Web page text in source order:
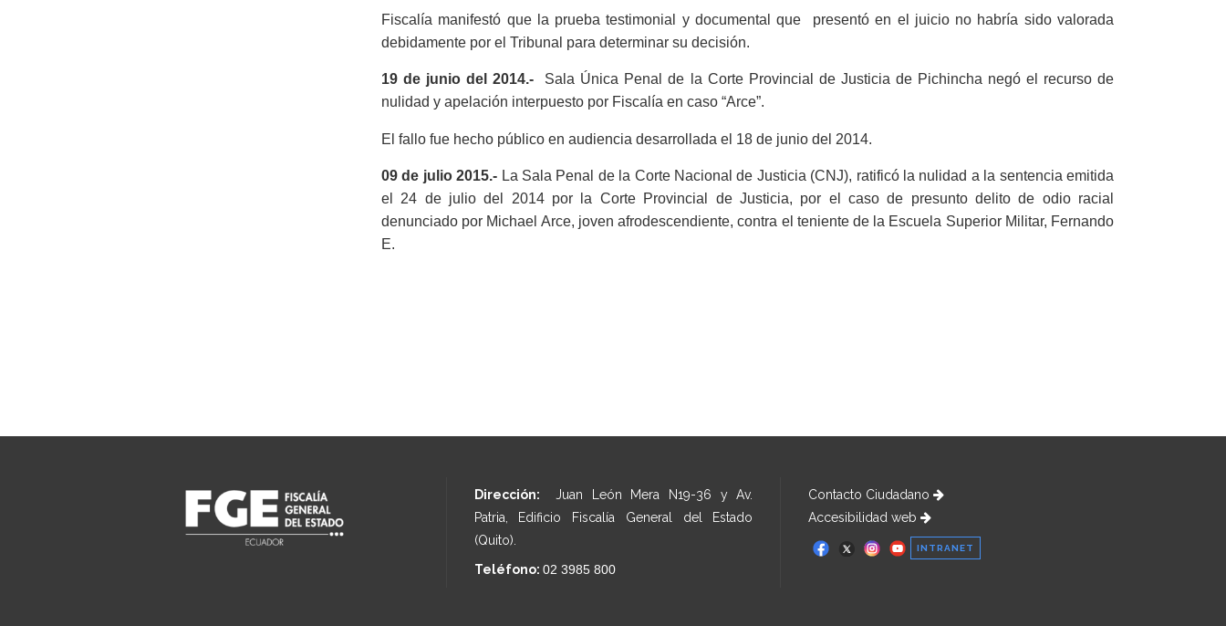
Fiscalía manifestó que la prueba testimonial y documental que presentó en el juicio no habría sido valorada
debidamente por el Tribunal para determinar su decisión.
19 de junio del 2014.- Sala Única Penal de la Corte Provincial de Justicia de Pichincha negó el recurso de
nulidad y apelación interpuesto por Fiscalía en caso “Arce”.
El fallo fue hecho público en audiencia desarrollada el 18 de junio del 2014.
09 de julio 2015.- La Sala Penal de la Corte Nacional de Justicia (CNJ), ratificó la nulidad a la sentencia emitida
el 24 de julio del 2014 por la Corte Provincial de Justicia, por el caso de presunto delito de odio racial
denunciado por Michael Arce, joven afrodescendiente, contra el teniente de la Escuela Superior Militar, Fernando
E.
Dirección: Juan León Mera N19-36 y Av.
Patria, Edificio Fiscalía General del Estado
(Quito).
Teléfono: 02 3985 800
Contacto Ciudadano
Accesibilidad web
INTRANET